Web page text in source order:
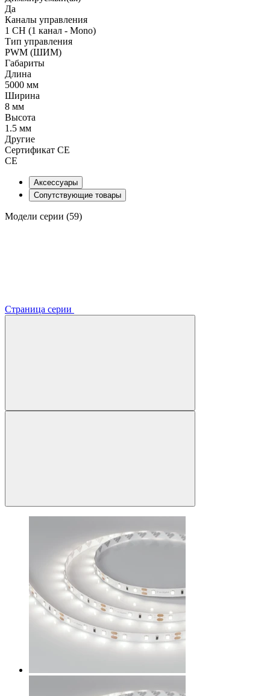
Да
Каналы управления
1 CH (1 канал - Mono)
Тип управления
PWM (ШИМ)
Габариты
Длина
5000 мм
Ширина
8 мм
Высота
1.5 мм
Другие
Сертификат CE
CE
Аксессуары
Сопутствующие товары
Модели серии (59)
Страница серии